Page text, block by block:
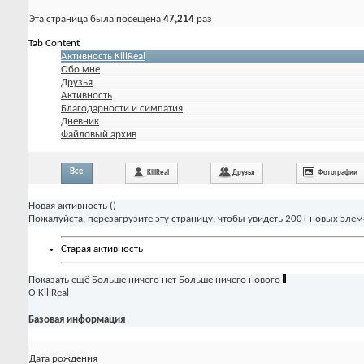
Эта страница была посещена 47,214 раз
Tab Content
Активность KillReal
Обо мне
Друзья
Активность
Благодарности и симпатия
Дневник
Файловый архив
Все KillReal Друзья Фотографии
Новая активность ()
Пожалуйста, перезагрузите эту страницу, чтобы увидеть 200+ новых
Старая активность
Показать ещё Больше ничего нет Больше ничего нового
О KillReal
Базовая информация
Дата рождения